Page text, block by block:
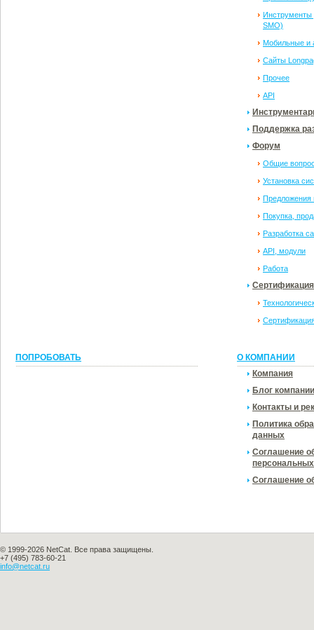
Инструменты
SMO)
Мобильные и
Сайты
Прочее
API
Поддержка
Форум
Общие
Установка
Предложения
Покупка,
Разработка
API, модули
Работа
Сертификация
ПОПРОБОВАТЬ
О КОМПАНИИ
Компания
Блог компании
Контакты и
Политика
данных
Соглашение
Соглашение
© 1999-2026 NetCat. Все права защищены.
+7 (495) 783-60-21
info@netcat.ru